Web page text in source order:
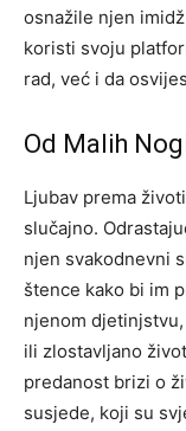
osnažile njen
koristi svoju
rad, već i da
Od Malih
Ljubav prema
slučajno.
njen svakodnevni
štence kako bi im
njenom
ili zlostavljano
predanost brizi o
susjede, koji su